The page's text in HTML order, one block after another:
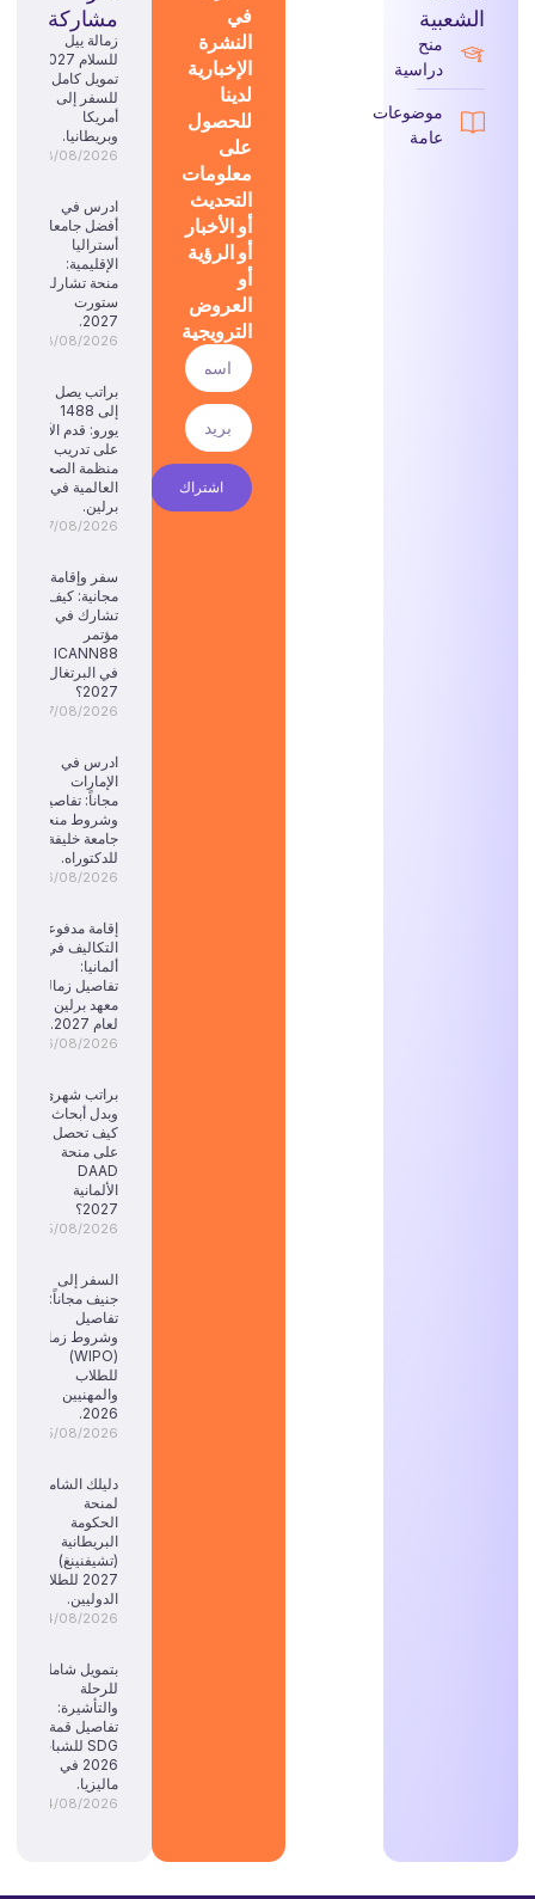
الشعبية
منح
دراسية
موضوعات
عامة
في
النشرة
الإخبارية
لدينا
للحصول
على
معلومات
التحديث
أو الأخبار
أو الرؤية
أو
العروض
الترويجية
اشتراك
مشاركة
زمالة ييل
تمويل كامل
للسفر إلى
أمريكا
وبريطانيا.
08/08/2026
ادرس في
أفضل جامعات
أستراليا
الإقليمية:
منحة تشارلز
ستورت
2027.
08/08/2026
براتب يصل
إلى 1488
يورو: قدم الآن
على تدريب
منظمة الصحة
العالمية في
برلين.
07/08/2026
سفر وإقامة
مجانية: كيف
تشارك في
مؤتمر
ICANN88
في البرتغال
2027؟
07/08/2026
ادرس في
الإمارات
مجاناً: تفاصيل
وشروط منحة
جامعة خليفة
للدكتوراه.
06/08/2026
إقامة مدفوعة
التكاليف في
ألمانيا:
تفاصيل زمالة
معهد برلين
لعام 2027.
06/08/2026
براتب شهري
وبدل أبحاث:
كيف تحصل
على منحة
DAAD
الألمانية
2027؟
05/08/2026
السفر إلى
جنيف مجاناً:
تفاصيل
وشروط زمالة
(WIPO)
للطلاب
والمهنيين
2026.
05/08/2026
دليلك الشامل
لمنحة
الحكومة
البريطانية
(تشيفنينغ)
2027 للطلاب
الدوليين.
04/08/2026
بتمويل شامل
للرحلة
والتأشيرة:
تفاصيل قمة
SDG للشباب
2026 في
ماليزيا.
04/08/2026